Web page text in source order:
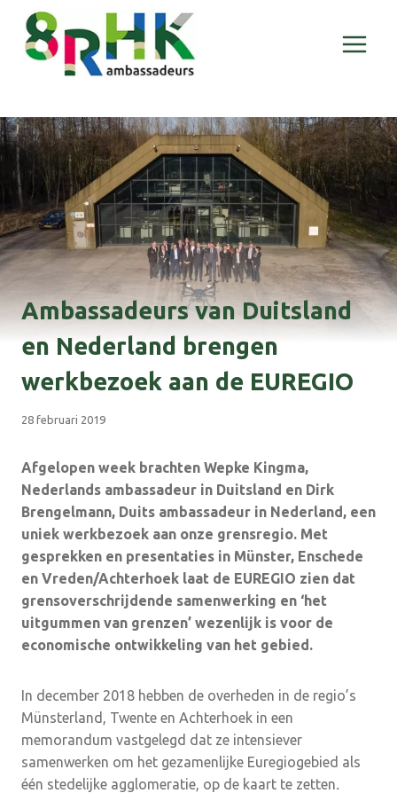
Doorgaan
naar
inhoud
Ambassadeurs van Duitsland
en Nederland brengen
werkbezoek aan de EUREGIO
28 februari 2019
Afgelopen week brachten Wepke Kingma,
Nederlands ambassadeur in Duitsland en Dirk
Brengelmann, Duits ambassadeur in Nederland, een
uniek werkbezoek aan onze grensregio. Met
gesprekken en presentaties in Münster, Enschede
en Vreden/Achterhoek laat de EUREGIO zien dat
grensoverschrijdende samenwerking en ‘het
uitgummen van grenzen’ wezenlijk is voor de
economische ontwikkeling van het gebied.
In december 2018 hebben de overheden in de regio’s
Münsterland, Twente en Achterhoek in een
memorandum vastgelegd dat ze intensiever
samenwerken om het gezamenlijke Euregiogebied als
één stedelijke agglomeratie, op de kaart te zetten.